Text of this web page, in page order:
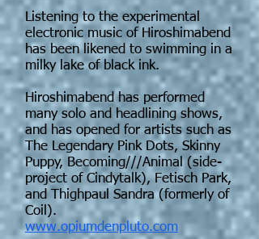
Listening to the experimental
electronic music of Hiroshimabend
has been likened to swimming in a
milky lake of black ink.
Hiroshimabend has performed
many solo and headlining shows,
and has opened for artists such as
The Legendary Pink Dots, Skinny
Puppy, Becoming///Animal (side-
project of Cindytalk), Fetisch Park,
and Thighpaul Sandra (formerly of
Coil).
www.opiumdenpluto.com